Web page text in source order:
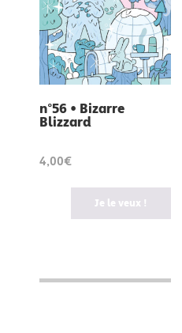
n°56 • Bizarre
Blizzard
4,00€
Je le veux !